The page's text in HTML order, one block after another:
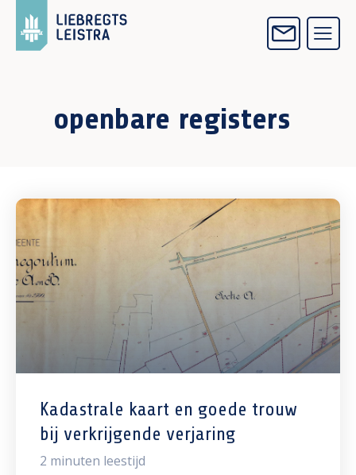
openbare registers
Kadastrale kaart en goede trouw
bij verkrijgende verjaring
2 minuten leestijd